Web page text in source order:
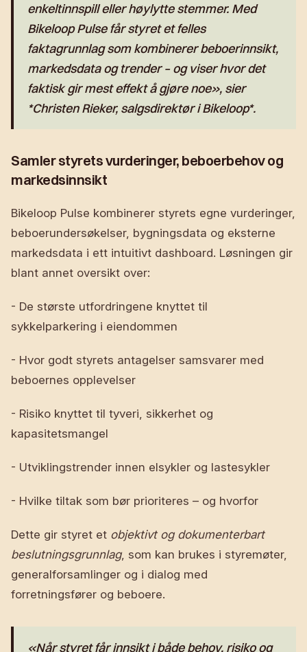
enkeltinnspill eller høylytte stemmer. Med
Bikeloop Pulse får styret et felles
faktagrunnlag som kombinerer beboerinnsikt,
markedsdata og trender – og viser hvor det
faktisk gir mest effekt å gjøre noe», sier
*Christen Rieker, salgsdirektør i Bikeloop*.
Samler styrets vurderinger, beboerbehov og
markedsinnsikt
Bikeloop Pulse kombinerer styrets egne vurderinger,
beboerundersøkelser, bygningsdata og eksterne
markedsdata i ett intuitivt dashboard. Løsningen gir
blant annet oversikt over:
- De største utfordringene knyttet til
sykkelparkering i eiendommen
- Hvor godt styrets antagelser samsvarer med
beboernes opplevelser
- Risiko knyttet til tyveri, sikkerhet og
kapasitetsmangel
- Utviklingstrender innen elsykler og lastesykler
- Hvilke tiltak som bør prioriteres – og hvorfor
Dette gir styret et objektivt og dokumenterbart
beslutningsgrunnlag, som kan brukes i styremøter,
generalforsamlinger og i dialog med
forretningsfører og beboere.
«Når styret får innsikt i både behov, risiko og